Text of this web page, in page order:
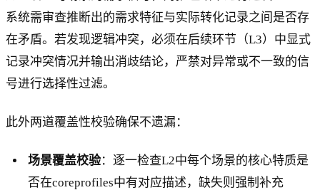
系统需审查推断出的需求特征与实际转化记录之间是否存
在矛盾。若发现逻辑冲突，必须在后续环节（L3）中显式
记录冲突情况并输出消歧结论，严禁对异常或不一致的信
号进行选择性过滤。
此外两道覆盖性校验确保不遗漏：
场景覆盖校验：逐一检查L2中每个场景的核心特质是
否在coreprofiles中有对应描述，缺失则强制补充